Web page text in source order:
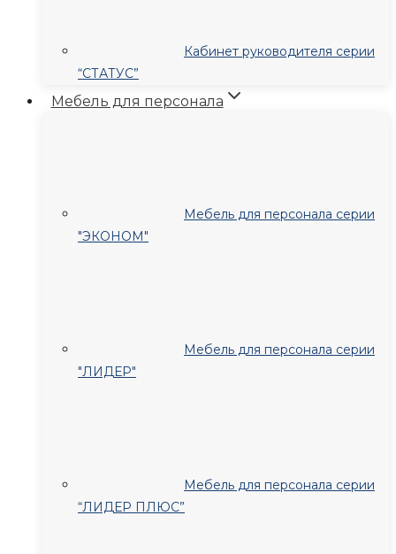
Кабинет руководителя серии
“СТАТУС”
Мебель для персонала
Мебель для персонала серии
"ЭКОНОМ"
Мебель для персонала серии
"ЛИДЕР"
Мебель для персонала серии
“ЛИДЕР ПЛЮС”